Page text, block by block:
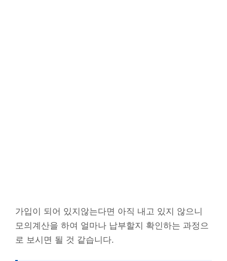
가입이 되어 있지않는다면 아직 내고 있지 않으니
모의계산을 하여 얼마나 납부할지 확인하는 과정으
로 보시면 될 것 같습니다.